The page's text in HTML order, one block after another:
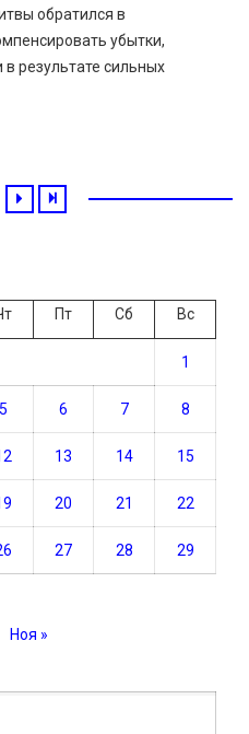
обратился в
убытки,
результате сильных
Пт Сб Вс
1
5 6 7 8
13 14 15
20 21 22
27 28 29
Ноя »